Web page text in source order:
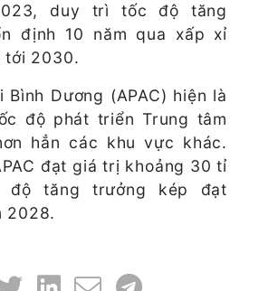
duy trì tốc độ tăng
định 10 năm qua xấp xỉ
tới 2030.
Bình Dương (APAC) hiện là
độ phát triển Trung tâm
hẳn các khu vực khác.
đạt giá trị khoảng 30 tỉ
độ tăng trưởng kép đạt
2028.